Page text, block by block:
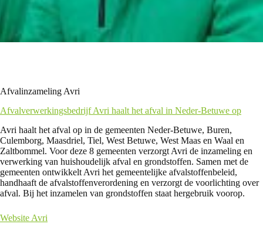
Afvalinzameling Avri
Afvalverwerkingsbedrijf Avri haalt het afval in Neder-Betuwe op
Avri haalt het afval op in de gemeenten Neder-Betuwe, Buren,
Culemborg, Maasdriel, Tiel, West Betuwe, West Maas en Waal en
Zaltbommel. Voor deze 8 gemeenten verzorgt Avri de inzameling en
verwerking van huishoudelijk afval en grondstoffen. Samen met de
gemeenten ontwikkelt Avri het gemeentelijke afvalstoffenbeleid,
handhaaft de afvalstoffenverordening en verzorgt de voorlichting over
afval. Bij het inzamelen van grondstoffen staat hergebruik voorop.
Website Avri